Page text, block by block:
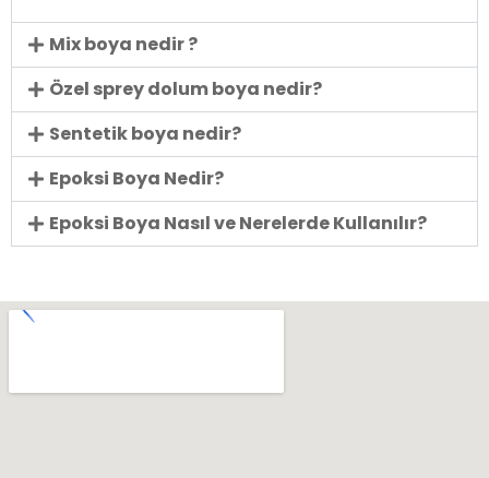
Mix boya nedir ?
Özel sprey dolum boya nedir?
Sentetik boya nedir?
Epoksi Boya Nedir?
Epoksi Boya Nasıl ve Nerelerde Kullanılır?